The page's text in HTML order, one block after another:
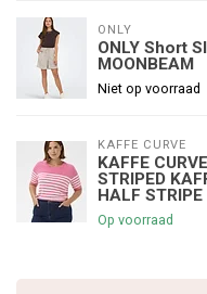
ONLY
ONLY Short
MOONBEAM
Niet op voorraad
KAFFE CURVE
KAFFE
STRIPED
HALF
Op voorraad
€5,00 korting